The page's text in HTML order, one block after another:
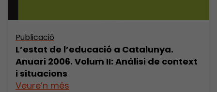
Publicació
L’estat de l’educació a Catalunya.
Anuari 2006. Volum II: Anàlisi de context
i situacions
Veure’n més